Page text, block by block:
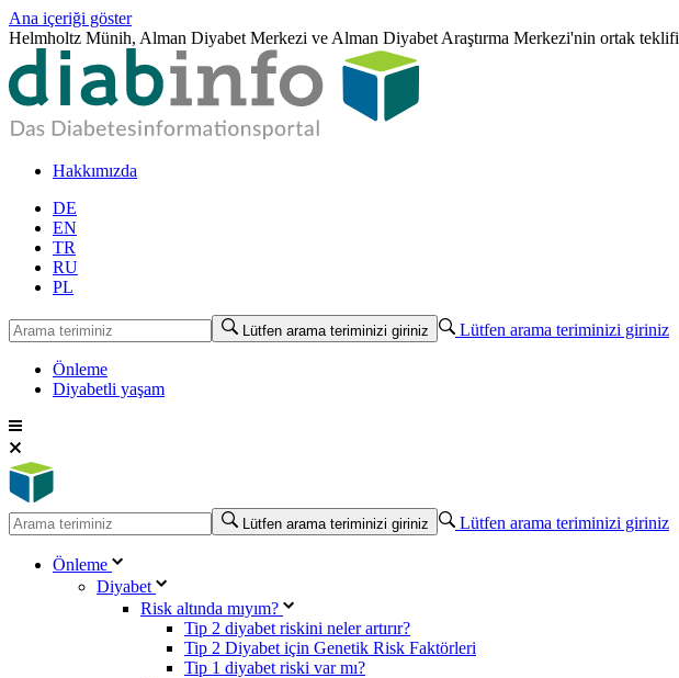
Ana içeriği göster
Helmholtz Münih, Alman Diyabet Merkezi ve Alman Diyabet Araştırma Merkezi'nin ortak teklifi
Hakkımızda
DE
EN
TR
RU
PL
Lütfen arama teriminizi giriniz Lütfen arama teriminizi giriniz
Önleme
Diyabetli yaşam
Lütfen arama teriminizi giriniz Lütfen arama teriminizi giriniz
Önleme
Diyabet
Risk altında mıyım?
Tip 2 diyabet riskini neler artırır?
Tip 2 Diyabet için Genetik Risk Faktörleri
Tip 1 diyabet riski var mı?